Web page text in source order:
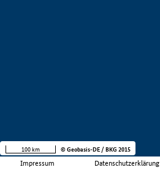
Impressum Datenschutzerklärung
100 km © Geobasis-DE / BKG 2015